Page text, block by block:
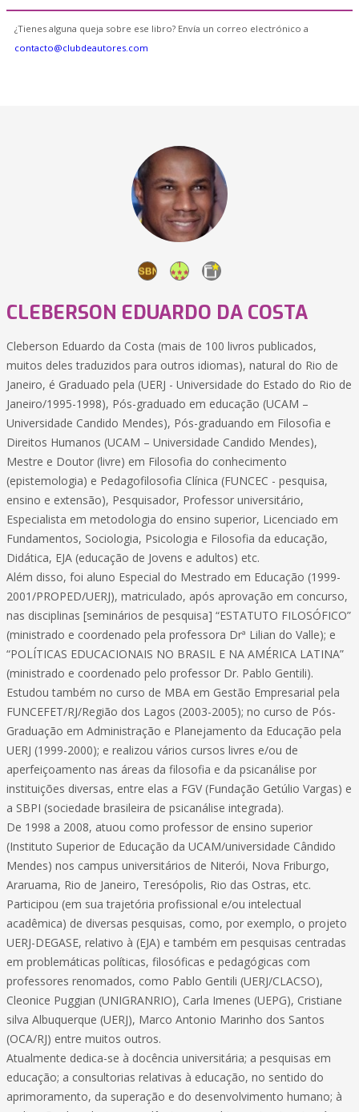
¿Tienes alguna queja sobre ese libro? Envía un correo electrónico a
contacto@clubdeautores.com
CLEBERSON EDUARDO DA COSTA
Cleberson Eduardo da Costa (mais de 100 livros publicados,
muitos deles traduzidos para outros idiomas), natural do Rio de
Janeiro, é Graduado pela (UERJ - Universidade do Estado do Rio de
Janeiro/1995-1998), Pós-graduado em educação (UCAM –
Universidade Candido Mendes), Pós-graduando em Filosofia e
Direitos Humanos (UCAM – Universidade Candido Mendes),
Mestre e Doutor (livre) em Filosofia do conhecimento
(epistemologia) e Pedagofilosofia Clínica (FUNCEC - pesquisa,
ensino e extensão), Pesquisador, Professor universitário,
Especialista em metodologia do ensino superior, Licenciado em
Fundamentos, Sociologia, Psicologia e Filosofia da educação,
Didática, EJA (educação de Jovens e adultos) etc.
Além disso, foi aluno Especial do Mestrado em Educação (1999-
2001/PROPED/UERJ), matriculado, após aprovação em concurso,
nas disciplinas [seminários de pesquisa] “ESTATUTO FILOSÓFICO”
(ministrado e coordenado pela professora Drª Lilian do Valle); e
“POLÍTICAS EDUCACIONAIS NO BRASIL E NA AMÉRICA LATINA”
(ministrado e coordenado pelo professor Dr. Pablo Gentili).
Estudou também no curso de MBA em Gestão Empresarial pela
FUNCEFET/RJ/Região dos Lagos (2003-2005); no curso de Pós-
Graduação em Administração e Planejamento da Educação pela
UERJ (1999-2000); e realizou vários cursos livres e/ou de
aperfeiçoamento nas áreas da filosofia e da psicanálise por
instituições diversas, entre elas a FGV (Fundação Getúlio Vargas) e
a SBPI (sociedade brasileira de psicanálise integrada).
De 1998 a 2008, atuou como professor de ensino superior
(Instituto Superior de Educação da UCAM/universidade Cândido
Mendes) nos campus universitários de Niterói, Nova Friburgo,
Araruama, Rio de Janeiro, Teresópolis, Rio das Ostras, etc.
Participou (em sua trajetória profissional e/ou intelectual
acadêmica) de diversas pesquisas, como, por exemplo, o projeto
UERJ-DEGASE, relativo à (EJA) e também em pesquisas centradas
em problemáticas políticas, filosóficas e pedagógicas com
professores renomados, como Pablo Gentili (UERJ/CLACSO),
Cleonice Puggian (UNIGRANRIO), Carla Imenes (UEPG), Cristiane
silva Albuquerque (UERJ), Marco Antonio Marinho dos Santos
(OCA/RJ) entre muitos outros.
Atualmente dedica-se à docência universitária; a pesquisas em
educação; a consultorias relativas à educação, no sentido do
aprimoramento, da superação e do desenvolvimento humano; à